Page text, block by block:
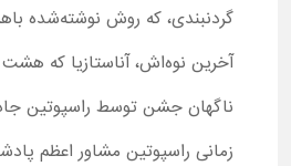
گردنبندی، که روش نوشته‌شده
آخرین نوه‌اش، آناستازیا که
ناگهان جشن توسط راسپوتین
زمانی راسپوتین مشاور اعظم